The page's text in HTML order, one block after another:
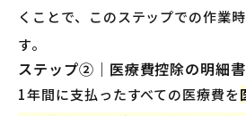
くことで、このステップでの作業
す。
ステップ②｜医療費控除の明細
1年間に支払ったすべての医療費を